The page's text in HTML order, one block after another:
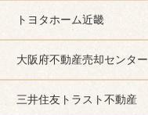
トヨタホーム近畿
大阪府不動産売却センター
三井住友トラスト不動産